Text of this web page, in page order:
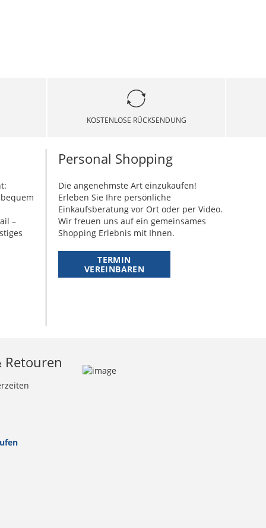
KOSTENLOSE RÜCKSENDUNG
–
Personal Shopping
Die angenehmste Art einzukaufen!
Erleben Sie Ihre persönliche
Einkaufsberatung vor Ort oder per Video.
Wir freuen uns auf ein gemeinsames
Shopping Erlebnis mit Ihnen.
TERMIN
VEREINBAREN
Retouren